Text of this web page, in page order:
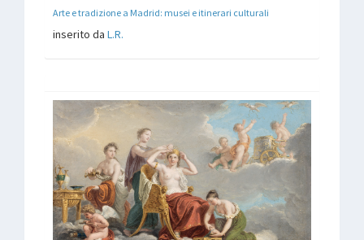
Arte e tradizione a Madrid: musei e itinerari culturali
inserito da L.R.